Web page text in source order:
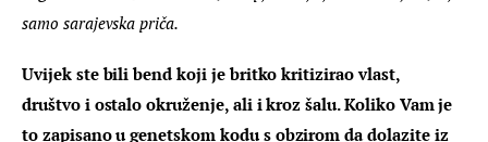
samo sarajevska priča.
Uvijek ste bili bend koji je britko kritizirao vlast,
društvo i ostalo okruženje, ali i kroz šalu. Koliko Vam je
to zapisano u genetskom kodu s obzirom da dolazite iz